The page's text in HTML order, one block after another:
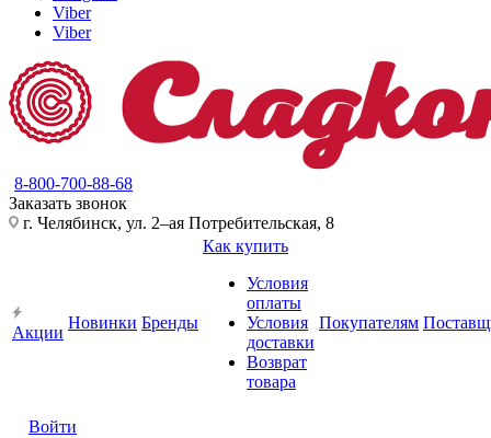
Viber
Viber
8-800-700-88-68
Заказать звонок
г. Челябинск, ул. 2–ая Потребительская, 8
Акции
Новинки Бренды
Как купить
Условия
оплаты
Условия
доставки
Возврат
товара
Покупателям
Войти